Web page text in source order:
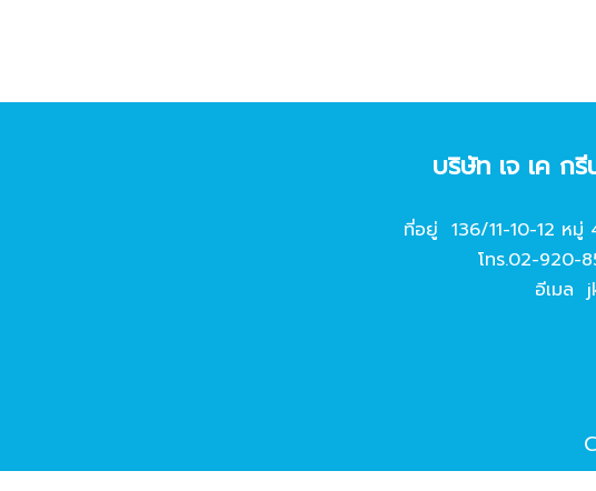
บริษัท เจ เค ก
ที่อยู่ 136/11-10-12 หมู่
โทร.02-920-
อีเมล